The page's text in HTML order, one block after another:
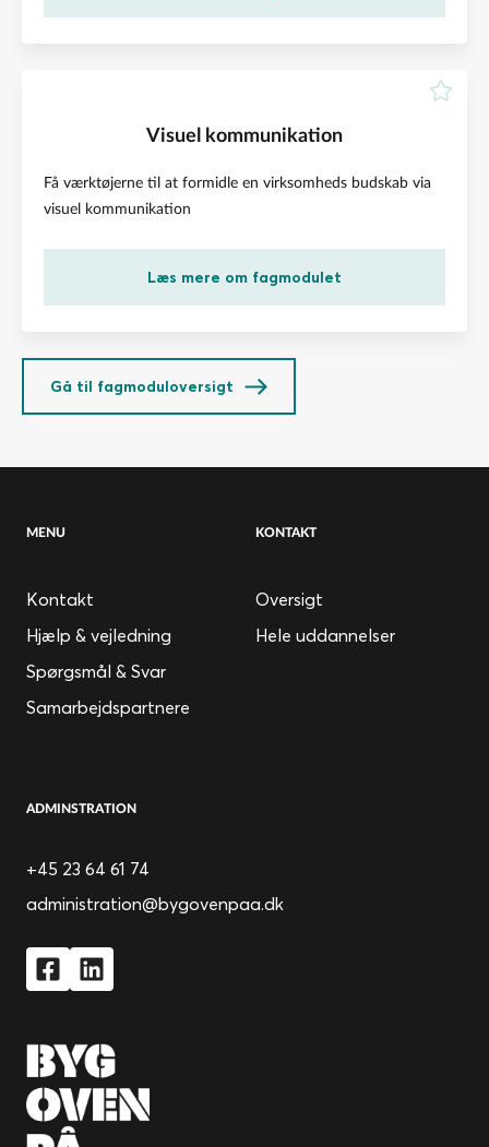
Visuel kommunikation
Få værktøjerne til at formidle en virksomheds budskab via
visuel kommunikation
Læs mere om fagmodulet
Gå til fagmoduloversigt
MENU
Kontakt
Hjælp & vejledning
Spørgsmål & Svar
Samarbejdspartnere
KONTAKT
Oversigt
Hele uddannelser
ADMINSTRATION
+45 23 64 61 74
administration@bygovenpaa.dk